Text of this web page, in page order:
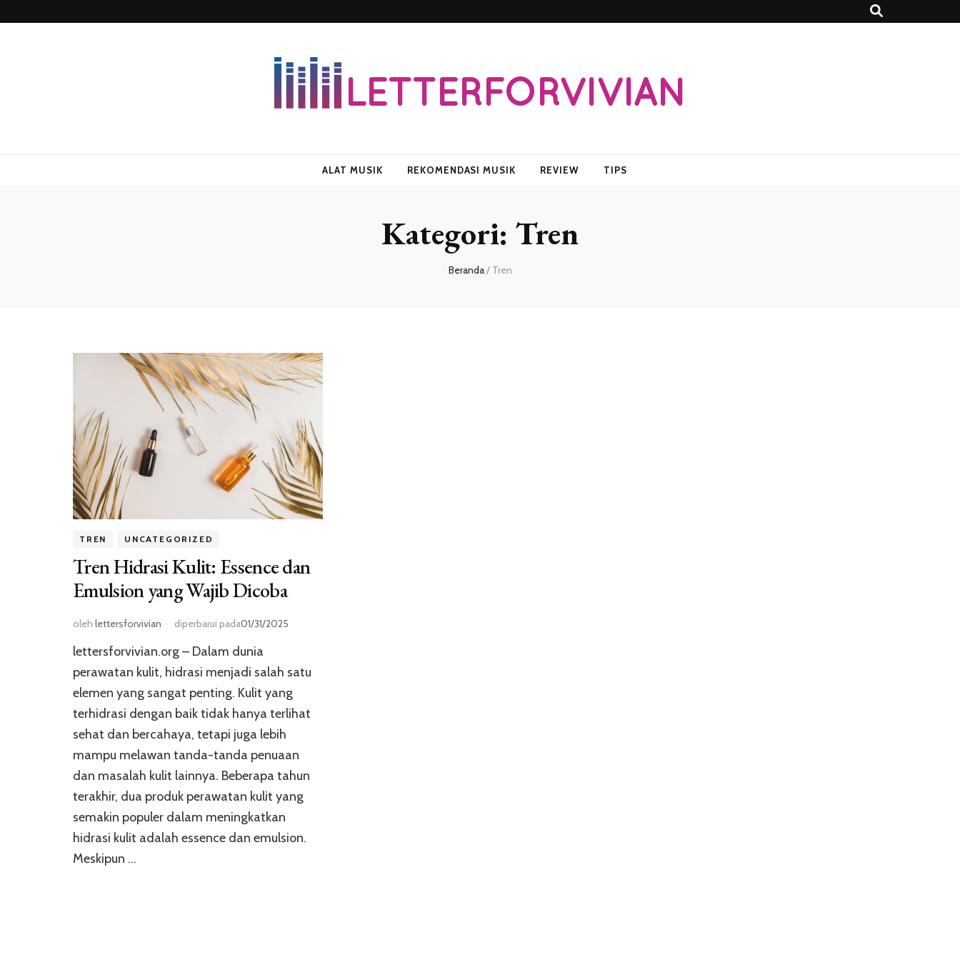
ALAT MUSIK REKOMENDASI MUSIK REVIEW TIPS
Kategori: Tren
Beranda/ Tren
TREN UNCATEGORIZED
Tren Hidrasi Kulit: Essence dan
Emulsion yang Wajib Dicoba
oleh lettersforvivian diperbarui pada01/31/2025
lettersforvivian.org – Dalam dunia
perawatan kulit, hidrasi menjadi salah satu
elemen yang sangat penting. Kulit yang
terhidrasi dengan baik tidak hanya terlihat
sehat dan bercahaya, tetapi juga lebih
mampu melawan tanda-tanda penuaan
dan masalah kulit lainnya. Beberapa tahun
terakhir, dua produk perawatan kulit yang
semakin populer dalam meningkatkan
hidrasi kulit adalah essence dan emulsion.
Meskipun …